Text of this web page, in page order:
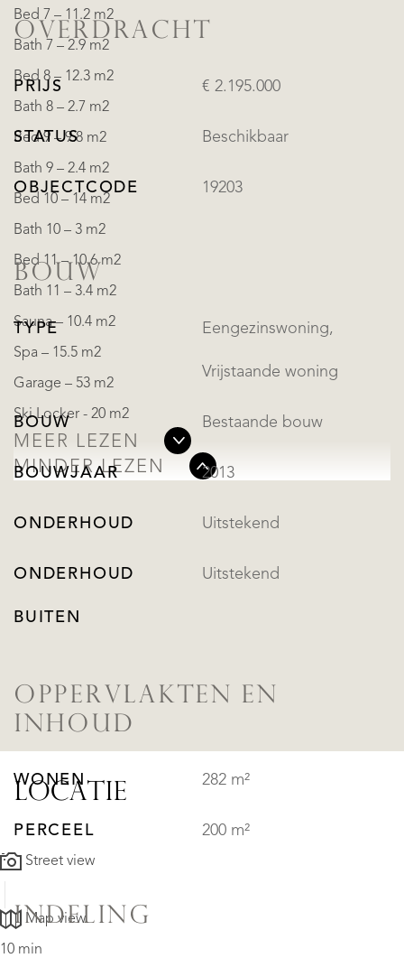
Bed 7 – 11.2 m2
Bath 7 – 2.9 m2
Bed 8 – 12.3 m2
Bath 8 – 2.7 m2
Bed 9 – 9.8 m2
Bath 9 – 2.4 m2
Bed 10 – 14 m2
Bath 10 – 3 m2
Bed 11 – 10.6 m2
Bath 11 – 3.4 m2
Sauna – 10.4 m2
Spa – 15.5 m2
Garage – 53 m2
Ski Locker - 20 m2
MEER LEZEN
MINDER LEZEN
OVERDRACHT
PRIJS € 2.195.000
STATUS Beschikbaar
OBJECTCODE 19203
BOUW
TYPE Eengezinswoning,
Vrijstaande woning
BOUW Bestaande bouw
BOUWJAAR 2013
ONDERHOUD Uitstekend
ONDERHOUD
BUITEN
Uitstekend
OPPERVLAKTEN EN
INHOUD
WONEN 282 m²
PERCEEL 200 m²
INDELING
LOCATIE
Street view
Map view
10 min